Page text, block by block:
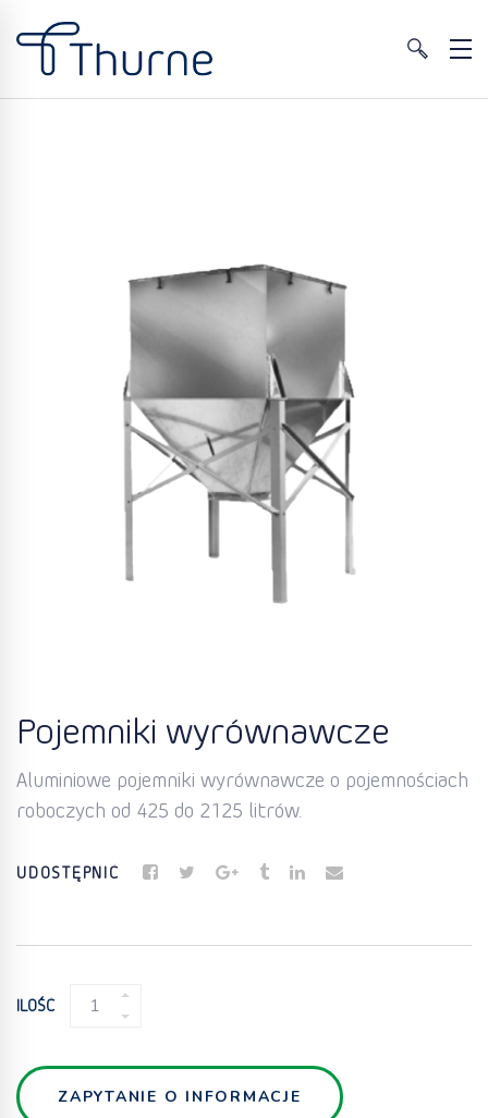
Pojemniki wyrównawcze
Aluminiowe pojemniki wyrównawcze o pojemnościach
roboczych od 425 do 2125 litrów.
UDOSTĘPNIĆ
ILOŚĆ
POJEMNIKI
WYRÓWNAWCZE
ZAPYTANIE O INFORMACJE